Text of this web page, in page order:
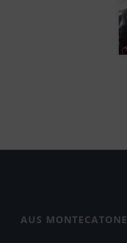
AUS MONTECATONE